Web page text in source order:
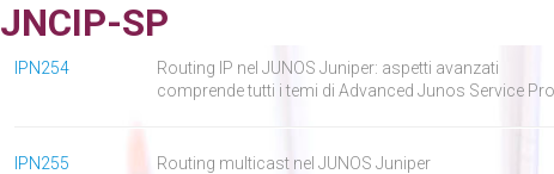
JNCIP-SP
IPN254
Routing IP nel JUNOS Juniper: aspetti avanzati
comprende tutti i temi di Advanced Junos Service
IPN255
Routing multicast nel JUNOS Juniper